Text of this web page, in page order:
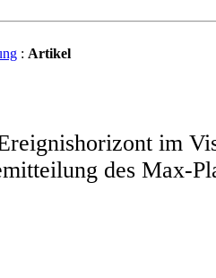
: Artikel
im
des Max-